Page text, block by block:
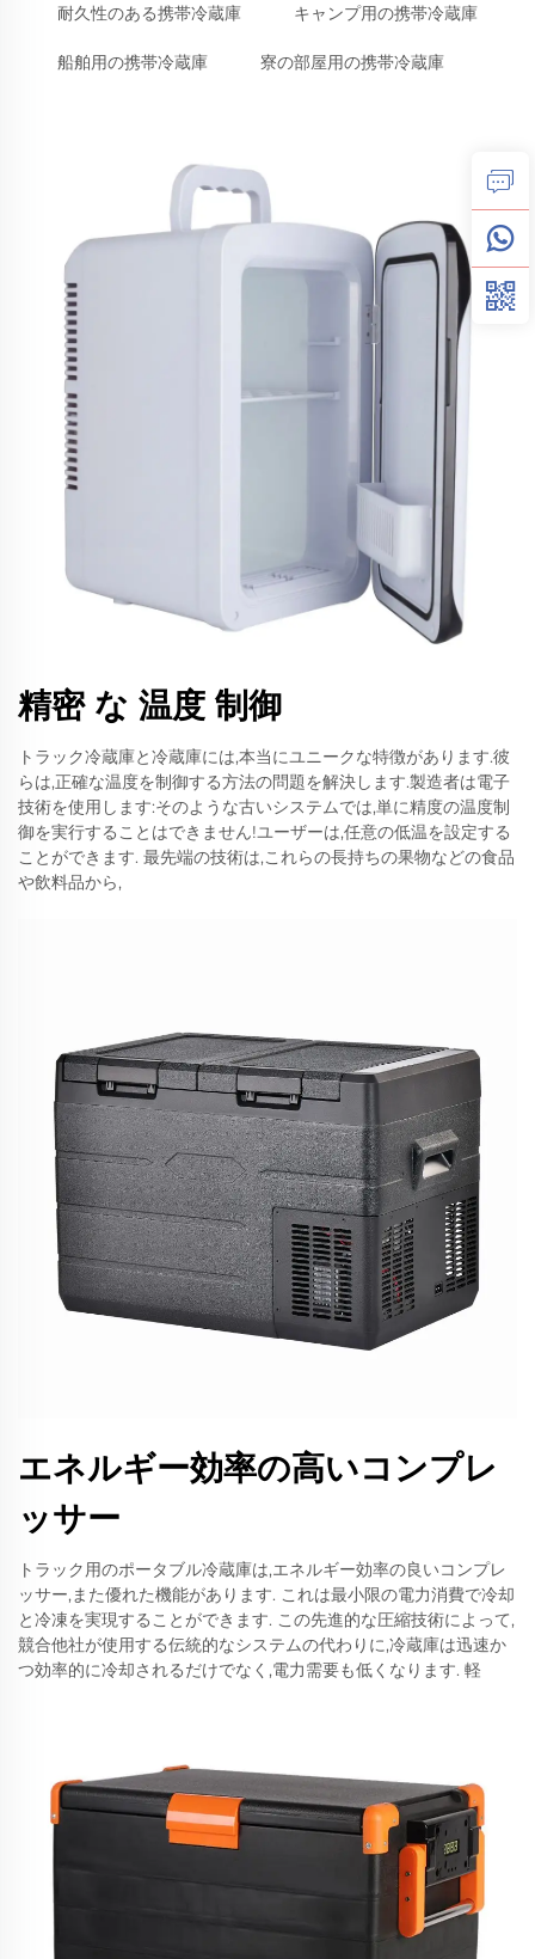
耐久性のある携帯冷蔵庫 キャンプ用の携帯冷蔵庫
船舶用の携帯冷蔵庫 寮の部屋用の携帯冷蔵庫
精密 な 温度 制御
トラック冷蔵庫と冷蔵庫には,本当にユニークな特徴があります.彼
らは,正確な温度を制御する方法の問題を解決します.製造者は電子
技術を使用します:そのような古いシステムでは,単に精度の温度制
御を実行することはできません!ユーザーは,任意の低温を設定する
ことができます. 最先端の技術は,これらの長持ちの果物などの食品
や飲料品から,
エネルギー効率の高いコンプレ
ッサー
トラック用のポータブル冷蔵庫は,エネルギー効率の良いコンプレ
ッサー,また優れた機能があります. これは最小限の電力消費で冷却
と冷凍を実現することができます. この先進的な圧縮技術によって,
競合他社が使用する伝統的なシステムの代わりに,冷蔵庫は迅速か
つ効率的に冷却されるだけでなく,電力需要も低くなります. 軽